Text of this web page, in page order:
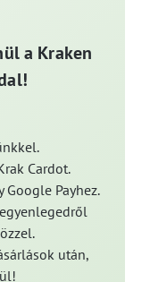
a Kraken
Cardot.
Google Payhez.
után,